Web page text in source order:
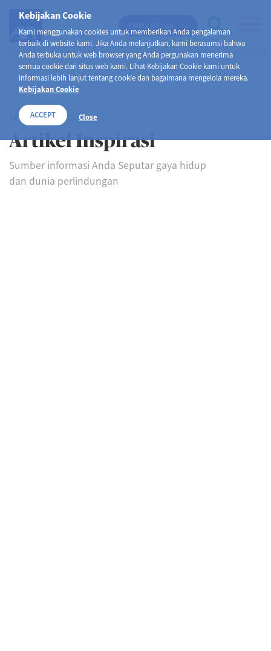
Kebijakan Cookie
Kami menggunakan cookies untuk memberikan Anda pengalaman
terbaik di website kami. Jika Anda melanjutkan, kami berasumsi bahwa
Anda terbuka untuk web browser yang Anda pergunakan menerima
semua cookie dari situs web kami. Lihat Kebijakan Cookie kami untuk
informasi lebih lanjut tentang cookie dan bagaimana mengelola mereka.
Kebijakan Cookie
ACCEPT Close
SELAMAT DATANG DI
Artikel Inspirasi
Sumber informasi Anda Seputar gaya hidup
dan dunia perlindungan